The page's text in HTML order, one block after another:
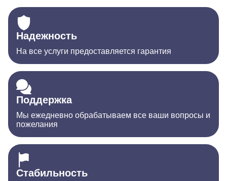
Надежность
На все услуги предоставляется гарантия
Поддержка
Мы ежедневно обрабатываем все ваши вопросы и
пожелания
Стабильность